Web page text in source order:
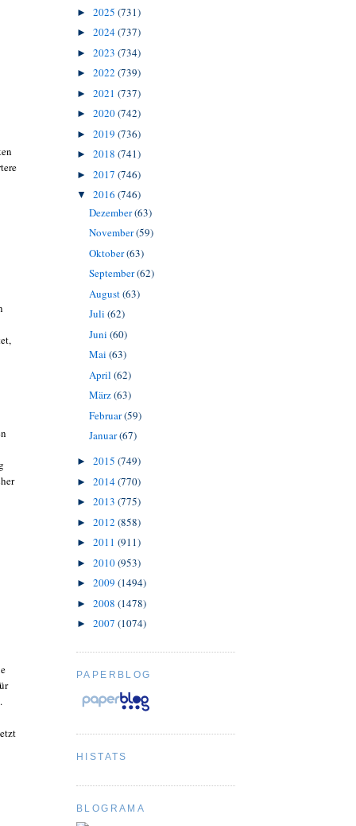
► 2025 (731)
► 2024(737)
► 2023 (734)
► 2022 (739)
► 2021 (737)
► 2020(742)
► 2019 (736)
► 2018 (741)
► 2017 (746)
▼ 2016 (746)
Dezember(63)
November(59)
Oktober(63)
September(62)
August(63)
Juli (62)
Juni (60)
Mai (63)
April (62)
März(63)
Februar(59)
Januar(67)
► 2015 (749)
► 2014(770)
► 2013 (775)
► 2012 (858)
► 2011 (911)
► 2010(953)
► 2009 (1494)
► 2008 (1478)
► 2007 (1074)
PAPERBLOG
HISTATS
BLOGRAMA